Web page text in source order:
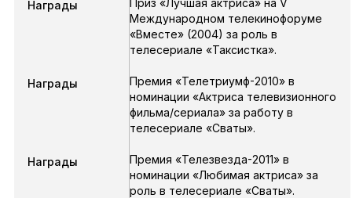
Награды
Международном телекинофоруме
«Вместе» (2004) за роль в
телесериале «Таксистка».
Награды
Премия «Телетриумф-2010» в
номинации «Актриса телевизионного
фильма/сериала» за работу в
телесериале «Сваты».
Награды
Премия «Телезвезда-2011» в
номинации «Любимая актриса» за
роль в телесериале «Сваты».